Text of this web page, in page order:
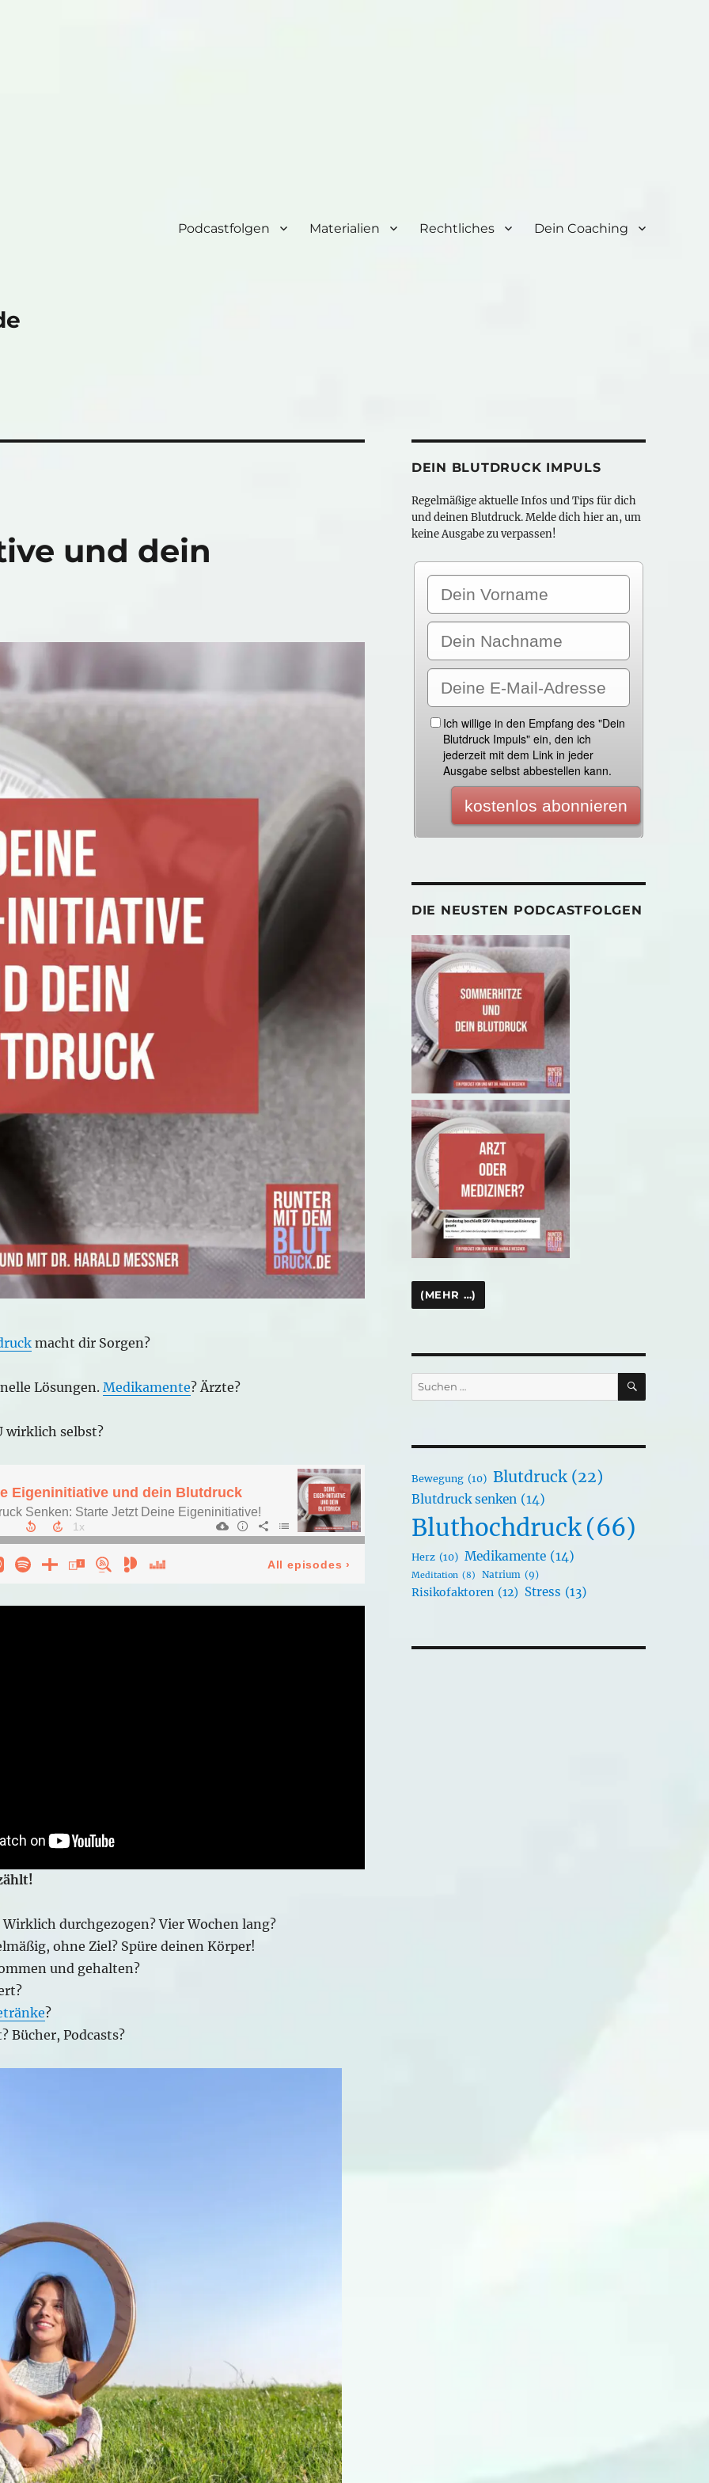
Podcastfolgen Materialien Rechtliches Dein Coaching
und dein
macht dir Sorgen?
Lösungen.Medikamente? Ärzte?
wirklich selbst?
Wirklich durchgezogen? Vier Wochen lang?
ohne Ziel? Spüre deinen Körper!
und gehalten?
?
Bücher, Podcasts?
DEIN BLUTDRUCK IMPULS
Regelmäßige aktuelle Infos und Tips für dich
und deinen Blutdruck. Melde dich hier an, um
keine Ausgabe zu verpassen!
DIE NEUSTEN PODCASTFOLGEN
Suchen
nach:
SUCHEN
Bewegung (10) Blutdruck (22)
Blutdruck senken (14)
Bluthochdruck(66)
Herz (10) Medikamente (14)
Meditation (8) Natrium (9)
Risikofaktoren (12) Stress (13)